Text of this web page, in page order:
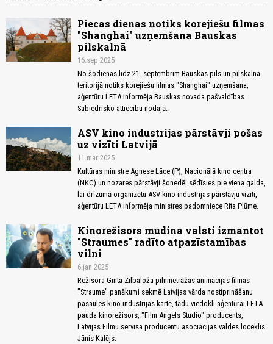
Piecas dienas notiks korejiešu filmas
"Shanghai" uzņemšana Bauskas
pilskalnā
16.sep 2025
No šodienas līdz 21. septembrim Bauskas pils un pilskalna
teritorijā notiks korejiešu filmas "Shanghai" uzņemšana,
aģentūru LETA informēja Bauskas novada pašvaldības
Sabiedrisko attiecību nodaļā.
ASV kino industrijas pārstāvji pošas
uz vizīti Latvijā
11.mar 2025
Kultūras ministre Agnese Lāce (P), Nacionālā kino centra
(NKC) un nozares pārstāvji šonedēļ sēdīsies pie viena galda,
lai drīzumā organizētu ASV kino industrijas pārstāvju vizīti,
aģentūru LETA informēja ministres padomniece Rita Plūme.
Kinorežisors mudina valsti izmantot
"Straumes" radīto atpazīstamības
vilni
6.jan 2025
Režisora Ginta Zilbaloža pilnmetrāžas animācijas filmas
"Straume" panākumi sekmē Latvijas vārda nostiprināšanu
pasaules kino industrijas kartē, tādu viedokli aģentūrai LETA
pauda kinorežisors, "Film Angels Studio" producents,
Latvijas Filmu servisa producentu asociācijas valdes loceklis
Jānis Kalējs.